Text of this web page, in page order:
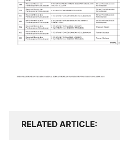
RELATED ARTICLE